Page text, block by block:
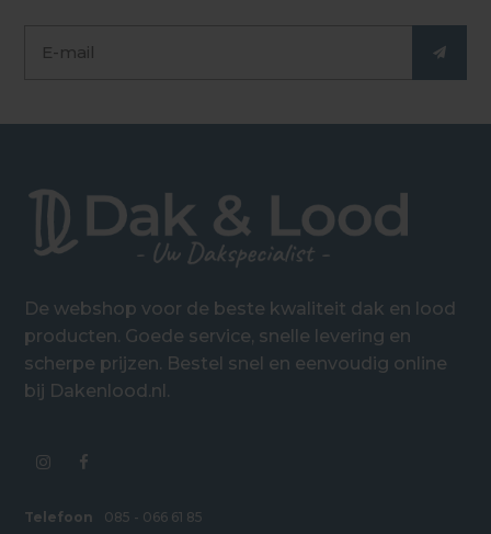
De webshop voor de beste kwaliteit dak en lood
producten. Goede service, snelle levering en
scherpe prijzen. Bestel snel en eenvoudig online
bij Dakenlood.nl.
Telefoon
085 - 066 61 85